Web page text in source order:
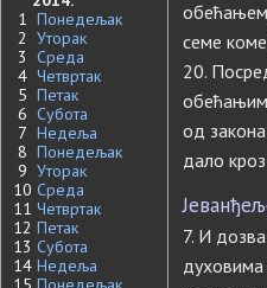
1 Понедељак
2 Уторак
3 Среда
4 Четвртак
5 Петак
6 Субота
7 Недеља
8 Понедељак
9 Уторак
10 Среда
11 Четвртак
12 Петак
13 Субота
14 Недеља
обећањем
семе
20.
од
дало
7. И